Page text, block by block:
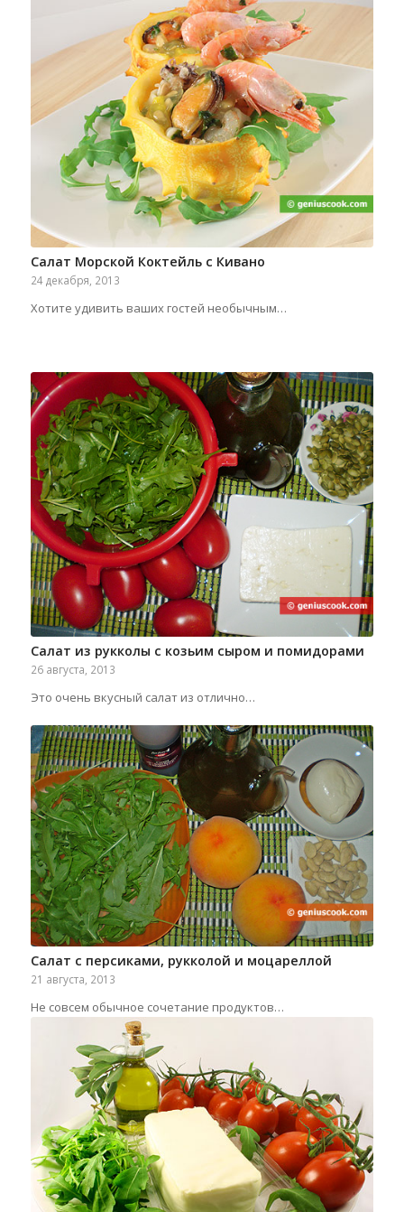
Салат Морской Коктейль с Кивано
24 декабря, 2013
Хотите удивить ваших гостей необычным…
Салат из рукколы с козьим сыром и помидорами
26 августа, 2013
Это очень вкусный салат из отлично…
Салат с персиками, рукколой и моцареллой
21 августа, 2013
Не совсем обычное сочетание продуктов…